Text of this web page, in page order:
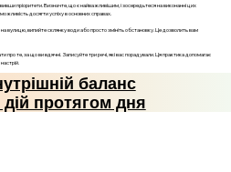
пріоритети. Визначте, що є найважливішим, і зосередьтеся на виконанні цих
досягти успіху в основних справах.
вулицю, випийте склянку води або просто змініть обстановку. Це дозволить вам
про те, за що ви вдячні. Записуйте три речі, які вас порадували. Ця практика допомагає
баланс
протягом дня